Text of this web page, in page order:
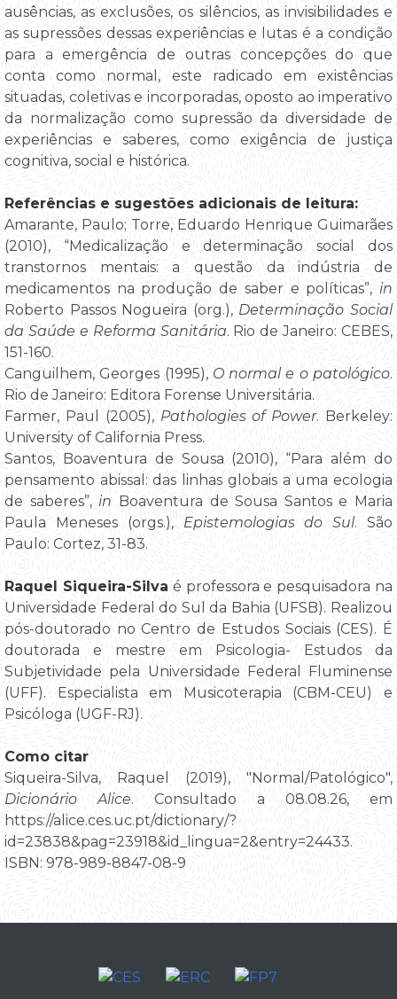
ausências, as exclusões, os silêncios, as invisibilidades e
as supressões dessas experiências e lutas é a condição
para a emergência de outras concepções do que
conta como normal, este radicado em existências
situadas, coletivas e incorporadas, oposto ao imperativo
da normalização como supressão da diversidade de
experiências e saberes, como exigência de justiça
cognitiva, social e histórica.
Referências e sugestões adicionais de leitura:
Amarante, Paulo; Torre, Eduardo Henrique Guimarães
(2010), “Medicalização e determinação social dos
transtornos mentais: a questão da indústria de
medicamentos na produção de saber e políticas”, in
Roberto Passos Nogueira (org.),Determinação Social
da Saúde e Reforma Sanitária. Rio de Janeiro: CEBES,
151-160.
Canguilhem, Georges (1995), O normal e o patológico.
Rio de Janeiro: Editora Forense Universitária.
Farmer, Paul (2005), Pathologies of Power. Berkeley:
University of California Press.
Santos, Boaventura de Sousa (2010), “Para além do
pensamento abissal: das linhas globais a uma ecologia
de saberes”, in Boaventura de Sousa Santos e Maria
Paula Meneses (orgs.), Epistemologias do Sul. São
Paulo: Cortez, 31-83.
Raquel Siqueira-Silva é professora e pesquisadora na
Universidade Federal do Sul da Bahia (UFSB). Realizou
pós-doutorado no Centro de Estudos Sociais (CES). É
doutorada e mestre em Psicologia- Estudos da
Subjetividade pela Universidade Federal Fluminense
(UFF). Especialista em Musicoterapia (CBM-CEU) e
Psicóloga (UGF-RJ).
Como citar
Siqueira-Silva, Raquel (2019), "Normal/Patológico",
Dicionário Alice. Consultado a 08.08.26, em
https://alice.ces.uc.pt/dictionary/?
id=23838&pag=23918&id_lingua=2&entry=24433.
ISBN: 978-989-8847-08-9